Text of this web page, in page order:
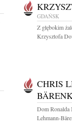
GDAŃSK
Z głębokim
Krzysztofa
CHRIS
Dom Ronalda
Lehmann-